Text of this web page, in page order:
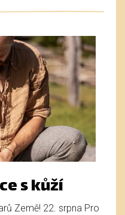
s kůží
Země! 22. srpna Pro